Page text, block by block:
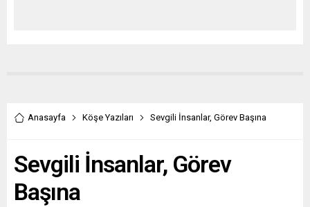
Anasayfa Köşe Yazıları Sevgili İnsanlar, Görev Başına
Sevgili İnsanlar, Görev
Başına